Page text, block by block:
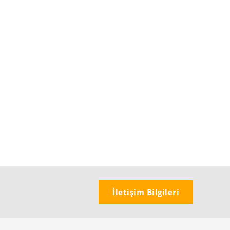
İletişim Bilgileri